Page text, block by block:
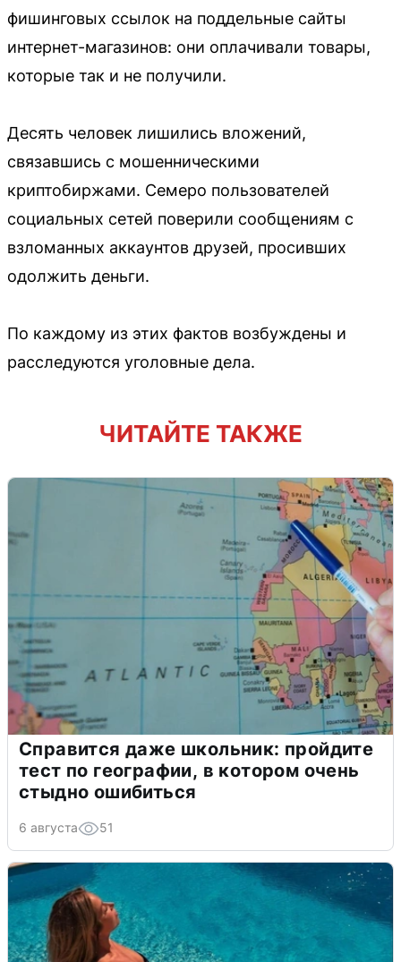
фишинговых ссылок на поддельные сайты
интернет-магазинов: они оплачивали товары,
которые так и не получили.
Десять человек лишились вложений,
связавшись с мошенническими
криптобиржами. Семеро пользователей
социальных сетей поверили сообщениям с
взломанных аккаунтов друзей, просивших
одолжить деньги.
По каждому из этих фактов возбуждены и
расследуются уголовные дела.
ЧИТАЙТЕ ТАКЖЕ
Справится даже школьник: пройдите
тест по географии, в котором очень
стыдно ошибиться
6 августа 51